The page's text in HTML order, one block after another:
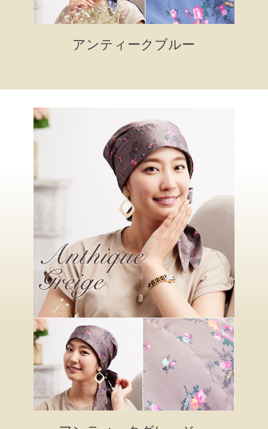
アンティークブルー